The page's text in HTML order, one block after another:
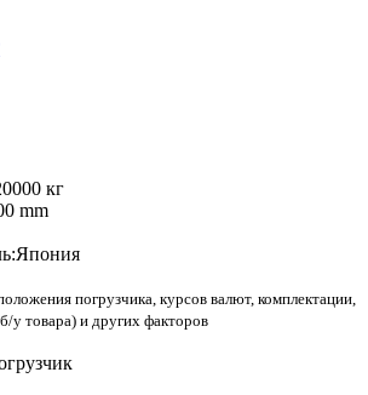
кг
mm
Япония
погрузчика, курсов валют, комплектации,
у товара) и других факторов